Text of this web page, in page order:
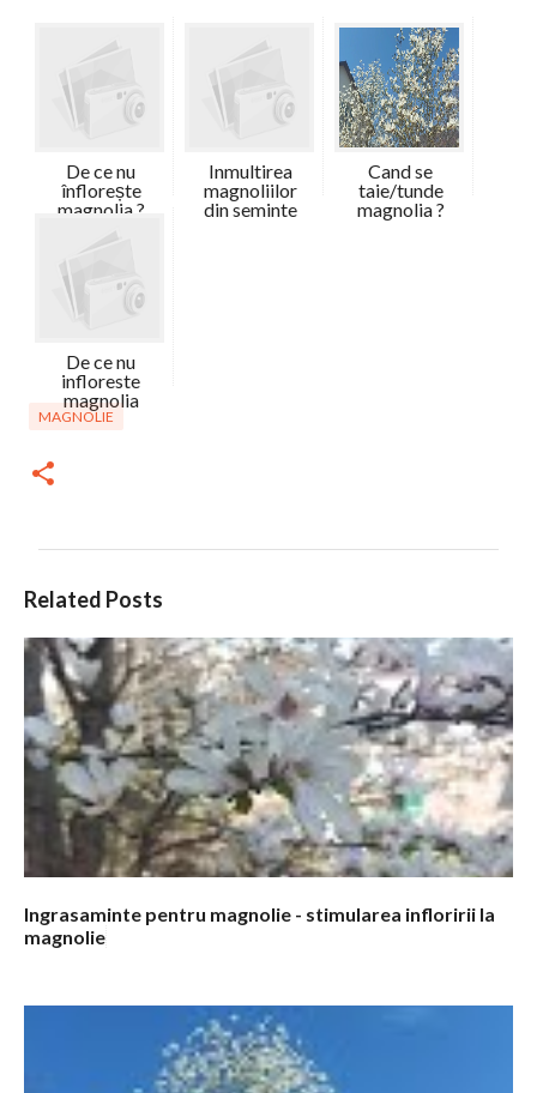
De ce nu
înflorește
magnolia ?
Inmultirea
magnoliilor
din seminte
Cand se
taie/tunde
magnolia ?
De ce nu
infloreste
magnolia
MAGNOLIE
Related Posts
Ingrasaminte pentru magnolie - stimularea infloririi la
magnolie
C
m
e
n
t
r